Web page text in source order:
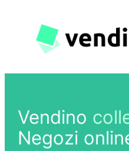
contenuto
Vendino
Negozi